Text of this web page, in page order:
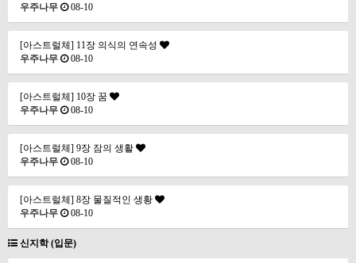
우주나무
08-10
[아스트럴체] 11장 의식의 연속성
우주나무
08-10
[아스트럴체] 10장 꿈
우주나무
08-10
[아스트럴체] 9장 잠의 생활
우주나무
08-10
[아스트럴체] 8장 물질적인 생황
우주나무
08-10
신지학 (입문)